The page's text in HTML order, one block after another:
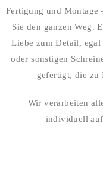
Fertigung und Montage
Sie den ganzen Weg.
Liebe zum Detail,
oder sonstigen
gefertigt, die zu
Wir verarbeiten
individuell